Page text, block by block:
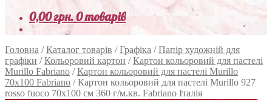
0,00грн.0 товарів
Головна /Каталог товарів /Графіка /Папір художній для
графіки /Кольоровий картон /Картон кольоровий для пастелі
Murillo Fabriano /Картон кольоровий для пастелі Murillo
70х100 Fabriano /Картон кольоровий для пастелі Murillo 927
rosso fuoco 70х100 см 360 г/м.кв. Fabriano Італія